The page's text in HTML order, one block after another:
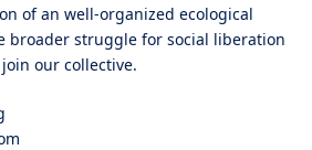
of an well-organized ecological
broader struggle for social liberation
our collective.